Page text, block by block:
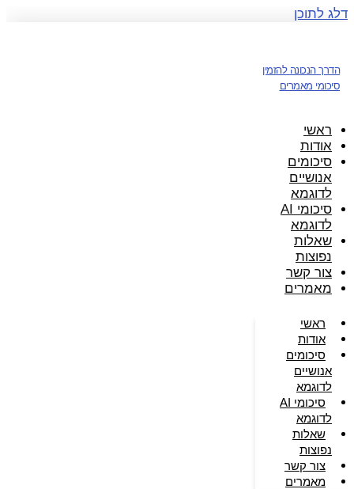
דלג לתוכן
הדרך הנכונה להזמין
סיכומי מאמרים
ראשי
אודות
סיכומים
אנושיים
לדוגמא
סיכומי AI
לדוגמא
שאלות
נפוצות
צור קשר
מאמרים
ראשי
אודות
סיכומים
אנושיים
לדוגמא
סיכומי AI
לדוגמא
שאלות
נפוצות
צור קשר
מאמרים